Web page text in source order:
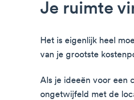
Je ruimte
Het is eigenlijk heel
van je grootste
Als je ideeën voor een
ongetwijfeld met de